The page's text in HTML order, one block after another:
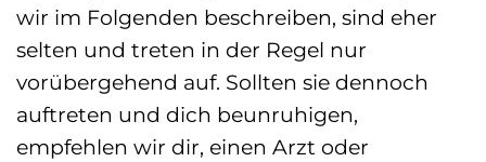
wir im Folgenden beschreiben, sind eher
selten und treten in der Regel nur
vorübergehend auf. Sollten sie dennoch
auftreten und dich beunruhigen,
empfehlen wir dir, einen Arzt oder